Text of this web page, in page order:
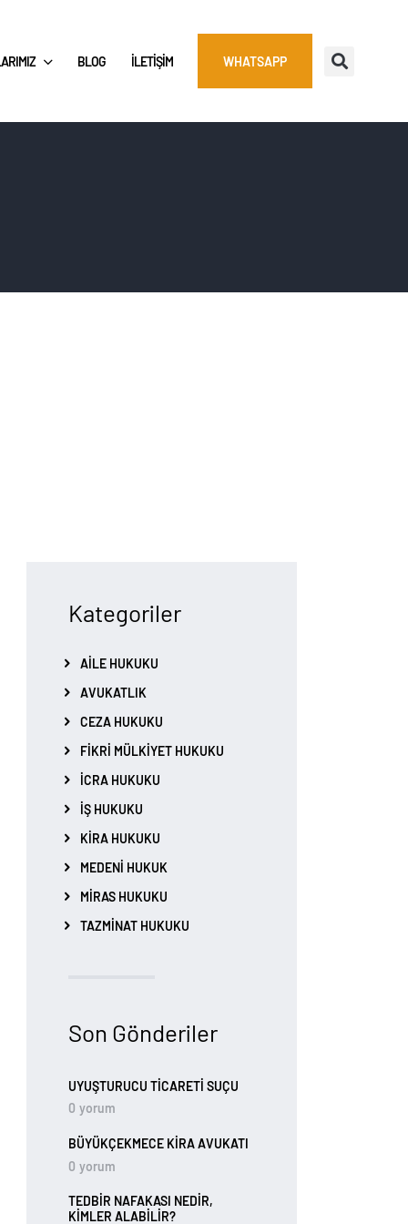
BLOG İLETIŞIM WHATSAPP
Kategoriler
AILE HUKUKU
AVUKATLIK
CEZA HUKUKU
FIKRI MÜLKIYET HUKUKU
İCRA HUKUKU
İŞ HUKUKU
KIRA HUKUKU
MEDENI HUKUK
MIRAS HUKUKU
TAZMINAT HUKUKU
Son Gönderiler
UYUŞTURUCU TİCARETİ SUÇU
0 yorum
BÜYÜKÇEKMECE KIRA AVUKATI
0 yorum
TEDBIR NAFAKASI NEDIR,
KIMLER ALABILIR?